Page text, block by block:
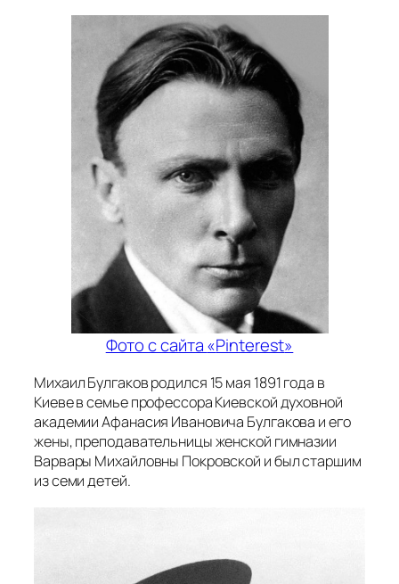
Фото с сайта«Pinterest»
Михаил Булгаков родился 15 мая 1891 года в
Киеве в семье профессора Киевской духовной
академии Афанасия Ивановича Булгакова и его
жены, преподавательницы женской гимназии
Варвары Михайловны Покровской и был старшим
из семи детей.